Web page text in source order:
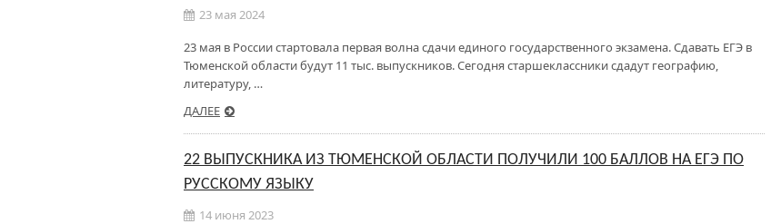
23 мая 2024
23 мая в России стартовала первая волна сдачи единого государственного экзамена. Сдавать ЕГЭ в
Тюменской области будут 11 тыс. выпускников. Сегодня старшеклассники сдадут географию,
литературу, …
ДАЛЕЕ
22 ВЫПУСКНИКА ИЗ ТЮМЕНСКОЙ ОБЛАСТИ ПОЛУЧИЛИ 100 БАЛЛОВ НА ЕГЭ ПО
РУССКОМУ ЯЗЫКУ
14 июня 2023